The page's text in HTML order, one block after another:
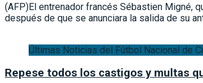
(AFP)El entrenador francés Sébastien Migné,
después de que se anunciara la salida de su
Últimas Noticias del Fútbol Nacional de
Repese todos los castigos y multas